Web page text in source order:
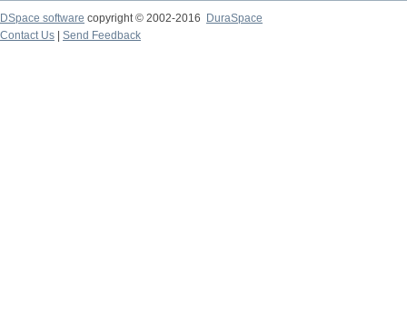
DSpace software copyright © 2002-2016
DuraSpace
Contact Us
Send Feedback